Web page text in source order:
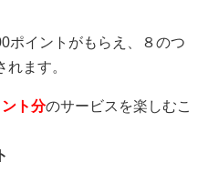
ポイントがもらえ、８のつ
ます。
ト分のサービスを楽しむこ